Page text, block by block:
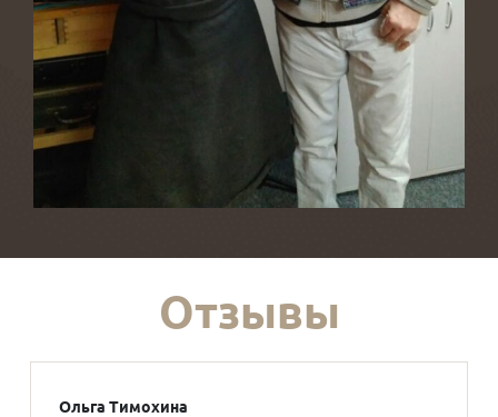
Отзывы
Ольга Тимохина